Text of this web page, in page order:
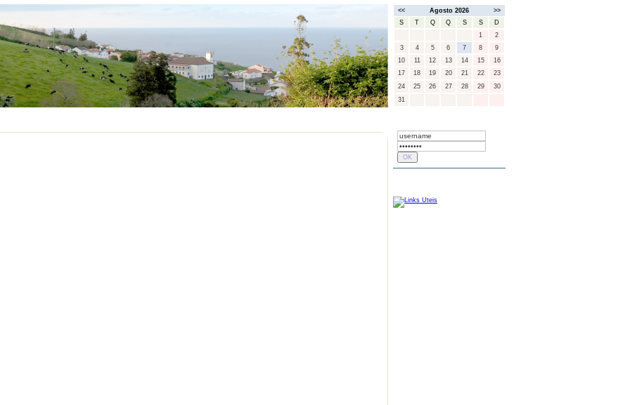
<< Agosto 2026
>>
S
T Q Q S S
D
1
2
3
4 5 6 7 8
9
10
11 12 13 14 15
16
17
18 19 20 21 22
23
24
25 26 27 28 29
30
31